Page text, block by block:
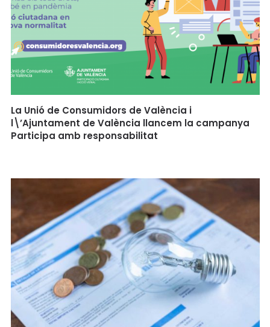
La Unió de Consumidors de València i
l\’Ajuntament de València llancem la campanya
Participa amb responsabilitat